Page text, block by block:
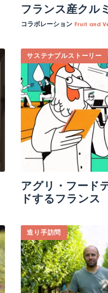
フランス産クル
コラボレーション Fruit and
サステナブルストーリー
アグリ・フード
ドするフランス
造り手訪問